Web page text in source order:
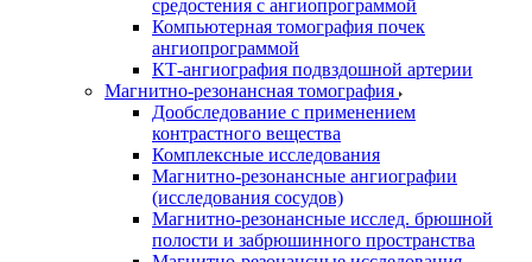
средостения с ангиопрограммой
Компьютерная томография почек
ангиопрограммой
КТ-ангиография подвздошной артерии
Магнитно-резонансная томография
Дообследование с применением
контрастного вещества
Комплексные исследования
Магнитно-резонансные ангиографии
(исследования сосудов)
Магнитно-резонансные исслед. брюшной
полости и забрюшинного пространства